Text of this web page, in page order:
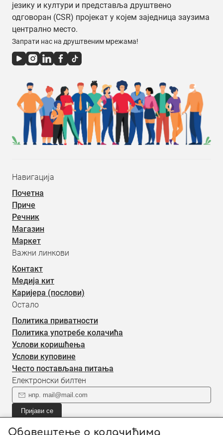
Обавештење о колачићима
језику и култури и представља друштвено
одговоран (CSR) пројекат у којем заједница заузима
централно место.
Запрати нас на друштвеним мрежама!
Навигација
Почетна
Приче
Речник
Магазин
Маркет
Важни линкови
Контакт
Медија кит
Каријера (послови)
Остало
Политика приватности
Политика употребе колачића
Услови коришћења
Услови куповине
Често постављана питања
Електронски билтен
Пријави се